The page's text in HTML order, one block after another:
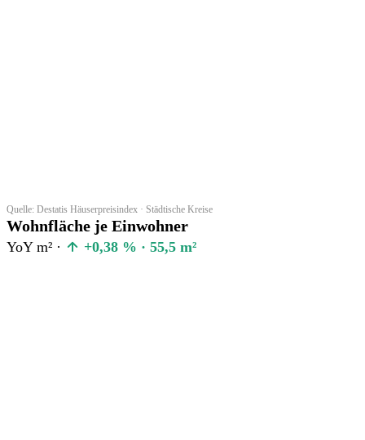
Quelle: Destatis Häuserpreisindex · Städtische Kreise
Wohnfläche je Einwohner
YoY m² · +0,38 % · 55,5 m²